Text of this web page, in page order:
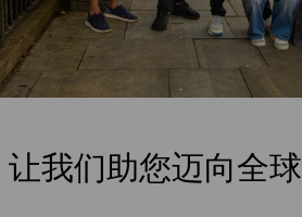
让我们助您迈向全球